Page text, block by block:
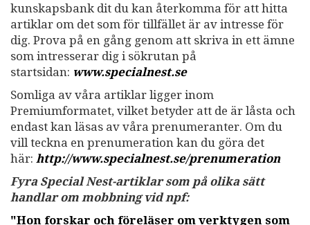
kunskapsbank dit du kan återkomma för att hitta
artiklar om det som för tillfället är av intresse för
dig. Prova på en gång genom att skriva in ett ämne
som intresserar dig i sökrutan på
startsidan: www.specialnest.se
Somliga av våra artiklar ligger inom
Premiumformatet, vilket betyder att de är låsta och
endast kan läsas av våra prenumeranter. Om du
vill teckna en prenumeration kan du göra det
här: http://www.specialnest.se/prenumeration
Fyra Special Nest-artiklar som på olika sätt
handlar om mobbning vid npf:
"Hon forskar och föreläser om verktygen som